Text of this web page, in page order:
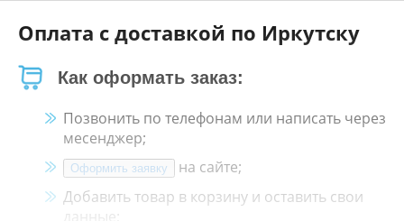
Оплата с доставкой по Иркутску
Как оформать заказ:
Позвонить по телефонам или написать через
месенджер;
Оформить заявку
на сайте;
Добавить товар в корзину и оставить свои
данные;